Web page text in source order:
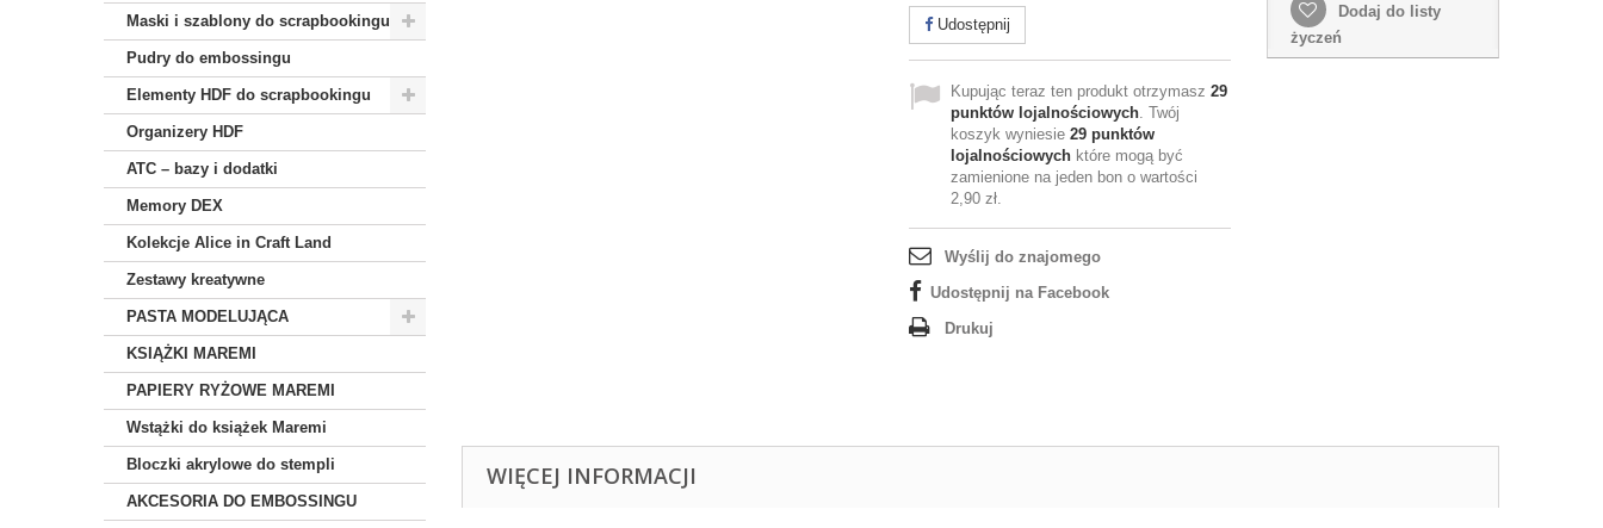
Maski i szablony do scrapbookingu
Pudry do embossingu
Elementy HDF do scrapbookingu
Organizery HDF
ATC – bazy i dodatki
Memory DEX
Kolekcje Alice in Craft Land
Zestawy kreatywne
PASTA MODELUJĄCA
KSIĄŻKI MAREMI
PAPIERY RYŻOWE MAREMI
Wstążki do książek Maremi
Bloczki akrylowe do stempli
AKCESORIA DO EMBOSSINGU
Udostępnij
Kupując teraz ten produkt otrzymasz 29
punktów lojalnościowych. Twój
koszyk wyniesie 29 punktów
lojalnościowych które mogą być
zamienione na jeden bon o wartości
2,90 zł.
Wyślij do znajomego
Udostępnij na Facebook
Drukuj
Dodaj do listy
życzeń
WIĘCEJ INFORMACJI